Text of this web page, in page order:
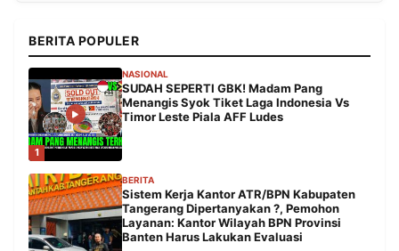
BERITA POPULER
1
NASIONAL
SUDAH SEPERTI GBK! Madam Pang
Menangis Syok Tiket Laga Indonesia Vs
Timor Leste Piala AFF Ludes
BERITA
Sistem Kerja Kantor ATR/BPN Kabupaten
Tangerang Dipertanyakan ?, Pemohon
Layanan: Kantor Wilayah BPN Provinsi
Banten Harus Lakukan Evaluasi